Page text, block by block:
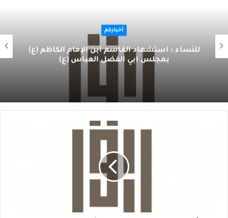
أخباركم
للنساء : أستشهاد القاسم ابن الإمام الكاظم (ع)
بمجلس ابي الفضل العباس (ع)